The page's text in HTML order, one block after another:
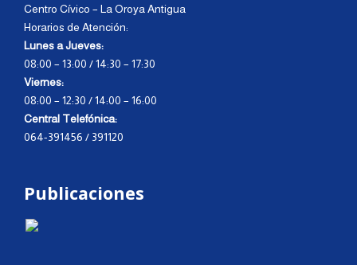
Centro Cívico – La Oroya Antigua
Horarios de Atención:
Lunes a Jueves:
08:00 – 13:00 / 14:30 – 17:30
Viernes:
08:00 – 12:30 / 14:00 – 16:00
Central Telefónica:
064-391456 / 391120
Publicaciones